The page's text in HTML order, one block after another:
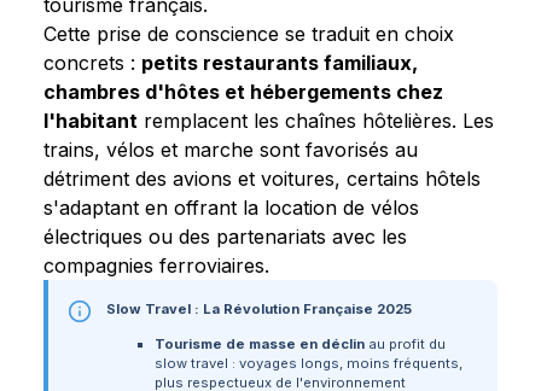
tourisme français.
Cette prise de conscience se traduit en choix
concrets : petits restaurants familiaux,
chambres d'hôtes et hébergements chez
l'habitant remplacent les chaînes hôtelières. Les
trains, vélos et marche sont favorisés au
détriment des avions et voitures, certains hôtels
s'adaptant en offrant la location de vélos
électriques ou des partenariats avec les
compagnies ferroviaires.
Slow Travel : La Révolution Française 2025
Tourisme de masse en déclin au profit du
slow travel : voyages longs, moins fréquents,
plus respectueux de l'environnement